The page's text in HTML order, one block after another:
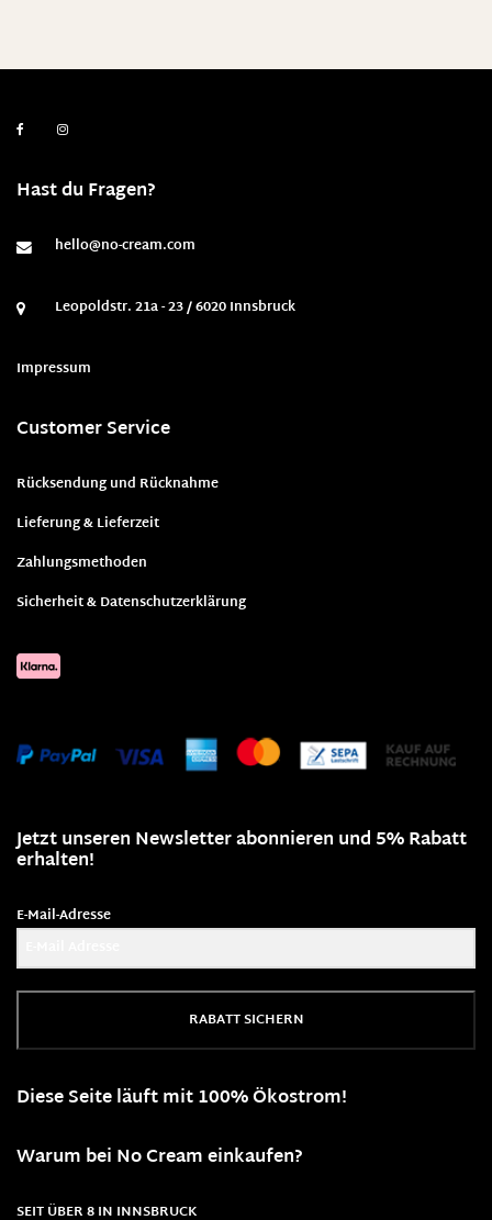
Hast du Fragen?
hello@no-cream.com
Leopoldstr. 21a - 23 / 6020 Innsbruck
Impressum
Customer Service
Rücksendung und Rücknahme
Lieferung & Lieferzeit
Zahlungsmethoden
Sicherheit & Datenschutzerklärung
Jetzt unseren Newsletter abonnieren und 5% Rabatt
erhalten!
E-Mail-Adresse
RABATT SICHERN
Diese Seite läuft mit 100% Ökostrom!
Warum bei No Cream einkaufen?
SEIT ÜBER 8 IN INNSBRUCK